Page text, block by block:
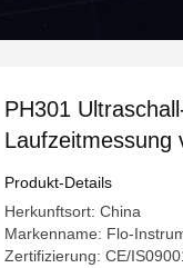
PH301
Laufzeitmessung
Produkt-Details
Herkunftsort: China
Markenname: Flo-
Zertifizierung: CE/